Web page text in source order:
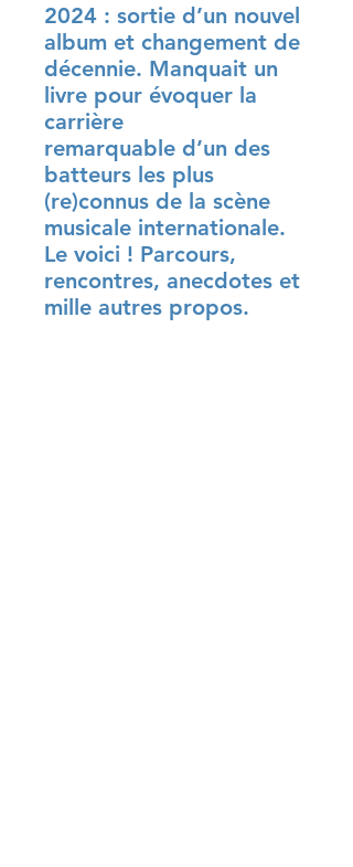
2024 : sortie d’un nouvel
album et changement de
décennie. Manquait un
livre pour évoquer la
carrière
remarquable d’un des
batteurs les plus
(re)connus de la scène
musicale internationale.
Le voici ! Parcours,
rencontres, anecdotes et
mille autres propos.